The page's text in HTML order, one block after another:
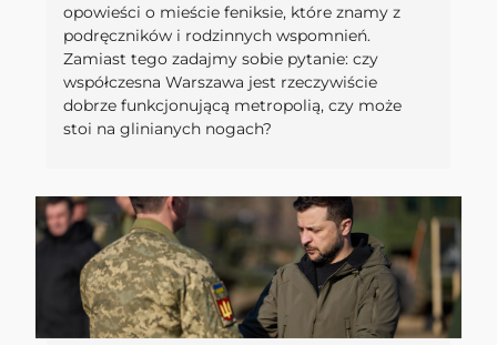
opowieści o mieście feniksie, które znamy z
podręczników i rodzinnych wspomnień.
Zamiast tego zadajmy sobie pytanie: czy
współczesna Warszawa jest rzeczywiście
dobrze funkcjonującą metropolią, czy może
stoi na glinianych nogach?